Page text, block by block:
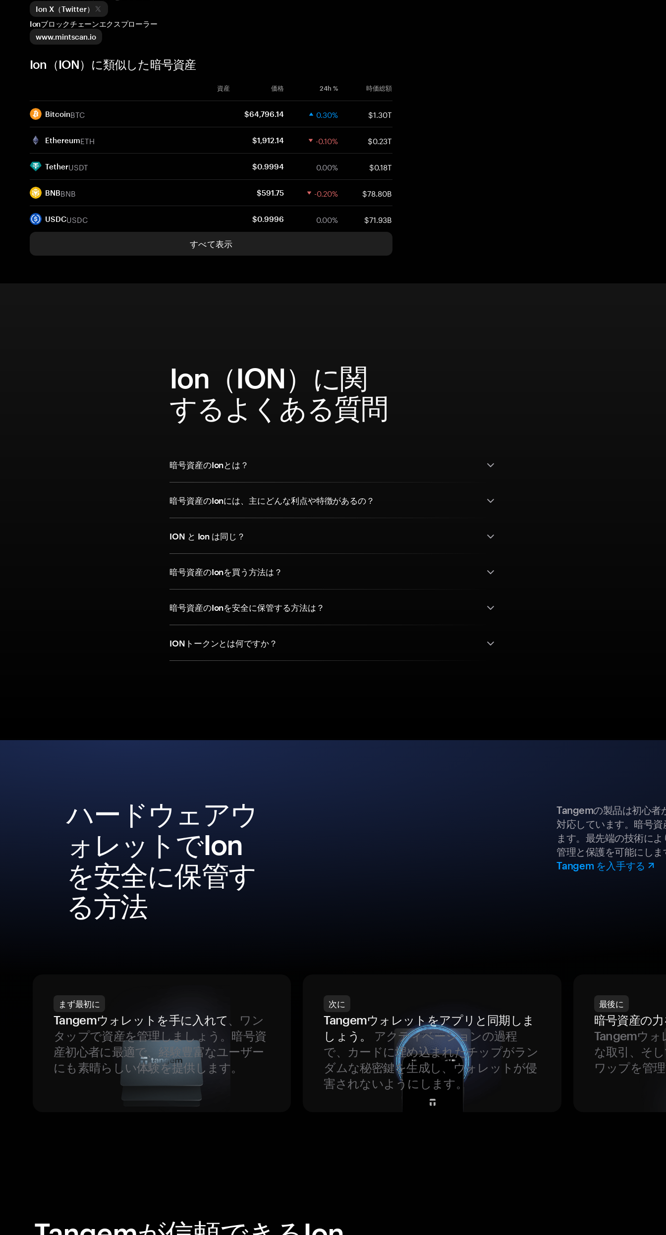
Ion X（Twitter）
Ionブロックチェーンエクスプローラー
www.mintscan.io
Ion（ION）に類似した暗号資産
資産 価格 24h % 時価総額
BitcoinBTC $64,796.14 0.30% $1.30T
EthereumETH $1,912.14 -0.10% $0.23T
TetherUSDT $0.9994 0.00% $0.18T
BNBBNB $591.75 -0.20% $78.80B
USDCUSDC $0.9996 0.00% $71.93B
すべて表示
Ion（ION）に関
するよくある質問
暗号資産のIonとは？
暗号資産のIonには、主にどんな利点や特徴があるの？
ION と Ion は同じ？
暗号資産のIonを買う方法は？
暗号資産のIonを安全に保管する方法は？
IONトークンとは何ですか？
ハードウェアウ
ォレットでIon
を安全に保管す
る方法
Tangemの製品は初心者
対応しています。暗号
ます。最先端の技術に
管理と保護を可能にしま
Tangem を入手する
まず最初に
Tangemウォレットを手に入れて、ワン
タップで資産を管理しましょう。暗号資
産初心者に最適で、経験豊富なユーザー
にも素晴らしい体験を提供します。
次に
Tangemウォレットをアプリと同期しま
しょう。
アクティベーションの過程
で、カードに埋め込まれたチップがラン
ダムな秘密鍵を生成し、ウォレットが侵
害されないようにします。
最後に
暗号資産の
Tangemウォ
な取引、そ
ワップを管